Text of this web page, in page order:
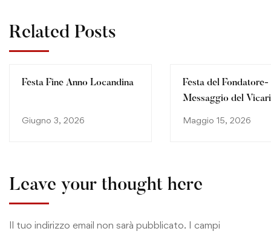
Related Posts
Festa Fine Anno Locandina
Giugno 3, 2026
Festa del Fondatore-
Messaggio del
Maggio 15, 2026
Leave your thought here
Il tuo indirizzo email non sarà pubblicato. I campi